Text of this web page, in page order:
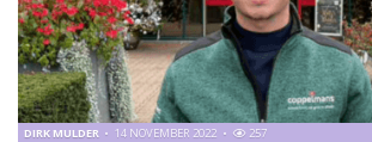
DIRK MULDER 14 NOVEMBER 2022 257